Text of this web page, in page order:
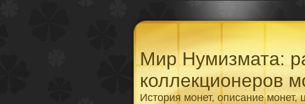
Мир Нумизмата:
коллекционеров
История монет, описание